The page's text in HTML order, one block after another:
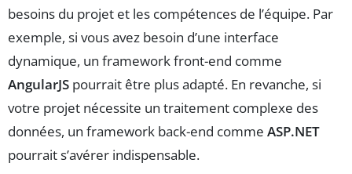
besoins du projet et les compétences de l’équipe. Par
exemple, si vous avez besoin d’une interface
dynamique, un framework front-end comme
AngularJS pourrait être plus adapté. En revanche, si
votre projet nécessite un traitement complexe des
données, un framework back-end comme ASP.NET
pourrait s’avérer indispensable.